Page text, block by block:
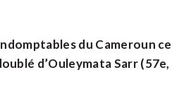
du Cameroun ce
d’Ouleymata Sarr (57e,